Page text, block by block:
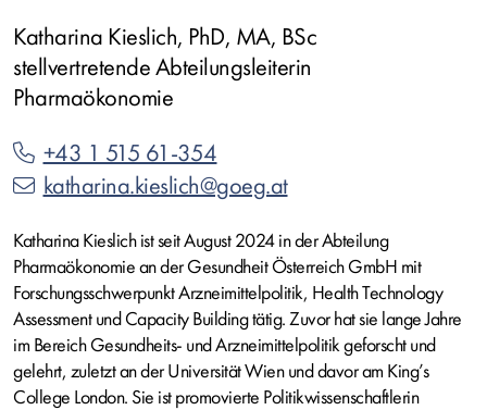
Katharina Kieslich, PhD, MA, BSc
stellvertretende Abteilungsleiterin
Pharmaökonomie
+43 1 515 61-354
katharina.kieslich@goeg.at
Katharina Kieslich ist seit August 2024 in der Abteilung
Pharmaökonomie an der Gesundheit Österreich GmbH mit
Forschungsschwerpunkt Arzneimittelpolitik, Health Technology
Assessment und Capacity Building tätig. Zuvor hat sie lange Jahre
im Bereich Gesundheits- und Arzneimittelpolitik geforscht und
gelehrt, zuletzt an der Universität Wien und davor am King’s
College London. Sie ist promovierte Politikwissenschaftlerin